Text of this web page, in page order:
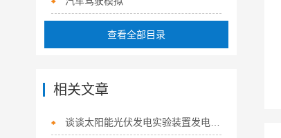
查看全部目录
相关文章
谈谈太阳能光伏发电实验装置发电的原理和工作方式